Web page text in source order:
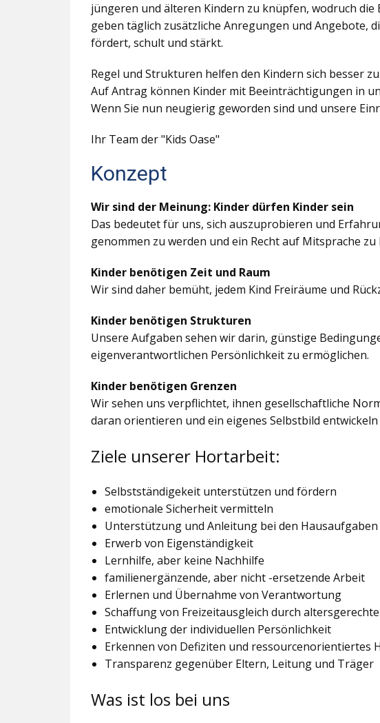
jüngeren und älteren Kindern zu knüpfen, wodruch
geben täglich zusätzliche Anregungen und Angebote,
fördert, schult und stärkt.
Regel und Strukturen helfen den Kindern sich besser
Auf Antrag können Kinder mit Beeinträchtigungen in
Wenn Sie nun neugierig geworden sind und unsere
Ihr Team der "Kids Oase"
Konzept
Wir sind der Meinung: Kinder dürfen Kinder sein
Das bedeutet für uns, sich auszuprobieren und
genommen zu werden und ein Recht auf Mitsprache zu
Kinder benötigen Zeit und Raum
Wir sind daher bemüht, jedem Kind Freiräume und
Kinder benötigen Strukturen
Unsere Aufgaben sehen wir darin, günstige
eigenverantwortlichen Persönlichkeit zu ermöglichen.
Kinder benötigen Grenzen
Wir sehen uns verpflichtet, ihnen gesellschaftliche
daran orientieren und ein eigenes Selbstbild
Ziele unserer Hortarbeit:
Selbstständigekeit unterstützen und fördern
emotionale Sicherheit vermitteln
Unterstützung und Anleitung bei den Hausaufgaben
Erwerb von Eigenständigkeit
Lernhilfe, aber keine Nachhilfe
familienergänzende, aber nicht -ersetzende Arbeit
Erlernen und Übernahme von Verantwortung
Schaffung von Freizeitausgleich durch
Entwicklung der individuellen Persönlichkeit
Erkennen von Defiziten und ressourcenorientiertes
Transparenz gegenüber Eltern, Leitung und Träger
Was ist los bei uns